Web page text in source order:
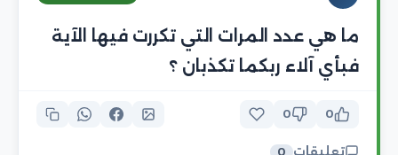
ما هي عدد المرات التي تكررت فيها الآية
فبأي آلاء ربكما تكذبان ؟
0
0
تعليقات 0